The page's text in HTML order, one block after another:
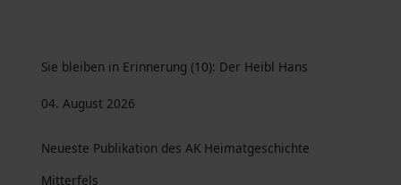
Sie bleiben in Erinnerung (10): Der Heibl Hans
04. August 2026
Neueste Publikation des AK Heimatgeschichte
Mitterfels